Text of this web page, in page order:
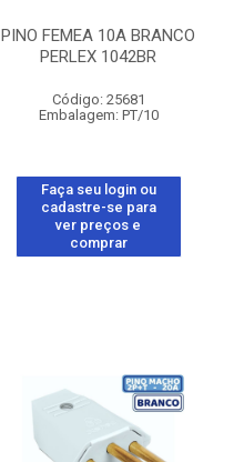
PINO FEMEA 10A BRANCO
PERLEX 1042BR
Código: 25681
Embalagem: PT/10
Faça seu login ou
cadastre-se para
ver preços e
comprar